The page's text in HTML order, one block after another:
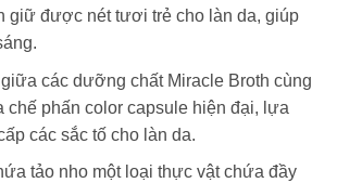
giữ được nét tươi trẻ cho làn da, giúp
các dưỡng chất Miracle Broth cùng
chế phấn color capsule hiện đại, lựa
các sắc tố cho làn da.
tảo nho một loại thực vật chứa đầy